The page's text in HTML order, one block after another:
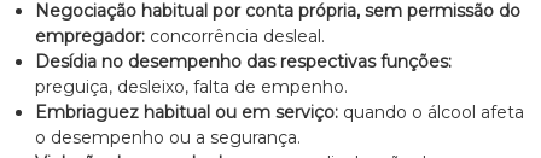
Negociação habitual por conta própria, sem permissão do
empregador:concorrência desleal.
Desídia no desempenho das respectivas funções:
preguiça, desleixo, falta de empenho.
Embriaguez habitual ou em serviço:quando o álcool afeta
o desempenho ou a segurança.